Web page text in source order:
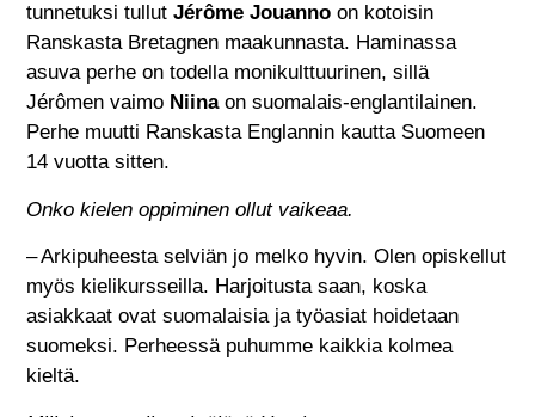
tunnetuksi tullutJérôme Jouanno on kotoisin
Ranskasta Bretagnen maakunnasta. Haminassa
asuva perhe on todella monikulttuurinen, sillä
Jérômen vaimo Niinaon suomalais-englantilainen.
Perhe muutti Ranskasta Englannin kautta Suomeen
14 vuotta sitten.
Onko kielen oppiminen ollut vaikeaa.
– Arkipuheesta selviän jo melko hyvin. Olen opiskellut
myös kielikursseilla. Harjoitusta saan, koska
asiakkaat ovat suomalaisia ja työasiat hoidetaan
suomeksi. Perheessä puhumme kaikkia kolmea
kieltä.